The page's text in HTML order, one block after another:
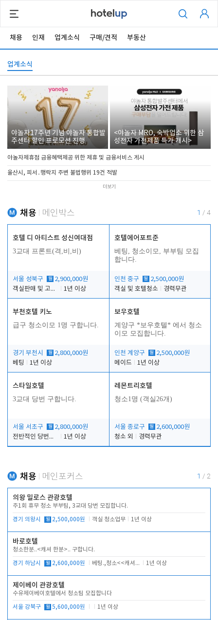
채용 인재 업계소식 구매/견적 부동산
업계소식
야놀자17주년 기념 야놀자 통합발
주센터 할인 프로모션 진행
<야놀자 MRO, 숙박업소 위한 삼
성전자 가전제품 특가 개시>
야놀자제휴점 금융혜택제공 위한 제휴 및 금융서비스 게시
울산시, 피서․행락지 주변 불법행위 19건 적발
더보기
채용 메인박스 1 / 4
호텔 디 아티스트 성신여대점
3교대 프론트(격,비,비)
서울 성북구 월 2,900,000원
객실판매 및 고객응대
1년 이상
호텔에어포트준
베팅, 청소이모, 부부팀 모집
합니다.
인천 중구 월 2,500,000원
객실 및 호텔청소
경력무관
부천호텔 키노
급구 청소이모 1명 구합니다.
경기 부천시 월 2,800,000원
베팅
1년 이상
보우호텔
계양구 *보우호텔* 에서 청소
이모 모집합니다.
인천 계양구 월 2,500,000원
메이드
1년 이상
스타일호텔
3교대 당번 구합니다.
서울 서초구 월 2,800,000원
전반적인 당번업무
1년 이상
레몬트리호텔
청소1명 (객실26개)
서울 종로구 월 2,600,000원
청소 외
경력무관
채용 메인포커스 1 / 2
의왕 밀로스 관광호텔
주1회 휴무 청소 부부팀, 3교대 당번 모집합니다.
경기 의왕시 월 2,500,000원 객실 청소업무 1년 이상
바로호텔
청소한분..<캐셔 한분>.. 구합니다.
경기 하남시 월 2,600,000원 베팅.,청소<<캐셔 모셔봅니다. 1년 이상
제이베이 관광호텔
수유제이베이호텔에서 청소팀 모집합니다
서울 강북구 월 5,600,000원 1년 이상